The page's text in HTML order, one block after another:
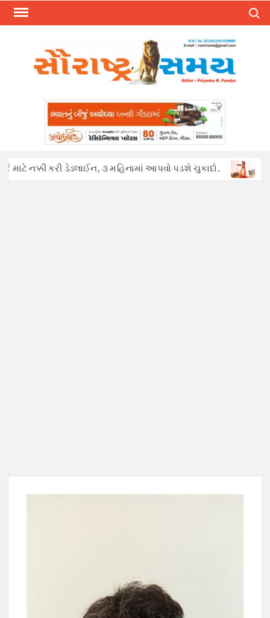
Skip
નક્કી કરી ડેડલાઈન, ૩ મહિનામાં આપવો પડશે ચુકાદો.